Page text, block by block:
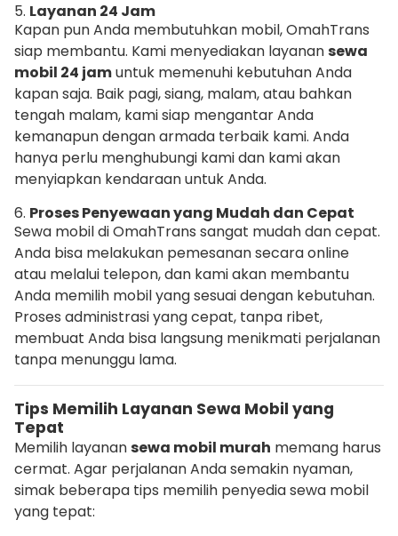
5. Layanan 24 Jam
Kapan pun Anda membutuhkan mobil, OmahTrans
siap membantu. Kami menyediakan layanansewa
mobil 24 jamuntuk memenuhi kebutuhan Anda
kapan saja. Baik pagi, siang, malam, atau bahkan
tengah malam, kami siap mengantar Anda
kemanapun dengan armada terbaik kami. Anda
hanya perlu menghubungi kami dan kami akan
menyiapkan kendaraan untuk Anda.
6. Proses Penyewaan yang Mudah dan Cepat
Sewa mobil di OmahTrans sangat mudah dan cepat.
Anda bisa melakukan pemesanan secara online
atau melalui telepon, dan kami akan membantu
Anda memilih mobil yang sesuai dengan kebutuhan.
Proses administrasi yang cepat, tanpa ribet,
membuat Anda bisa langsung menikmati perjalanan
tanpa menunggu lama.
Tips Memilih Layanan Sewa Mobil yang
Tepat
Memilih layanansewa mobil murah memang harus
cermat. Agar perjalanan Anda semakin nyaman,
simak beberapa tips memilih penyedia sewa mobil
yang tepat: